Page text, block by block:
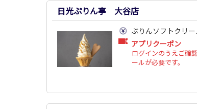
日光ぷりん亭 大谷店
ぷりんソフトクリ
アプリクーポン
ログインのうえご確
ールが必要です。